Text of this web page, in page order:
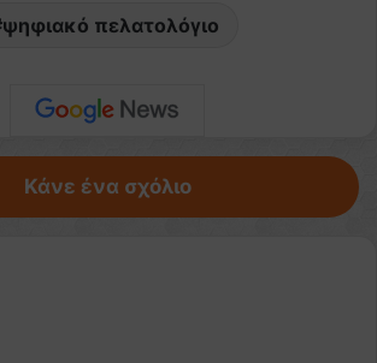
ψηφιακό πελατολόγιο
Κάνε ένα σχόλιο